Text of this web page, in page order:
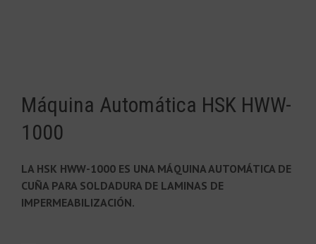
Máquina Automática HSK HWW-
1000
LA HSK HWW-1000 ES UNA MÁQUINA AUTOMÁTICA DE
CUÑA PARA SOLDADURA DE LAMINAS DE
IMPERMEABILIZACIÓN.